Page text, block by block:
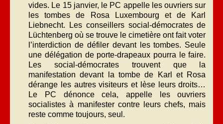
vides. Le 15 janvier, le PC appelle les ouvriers sur
les tombes de Rosa Luxembourg et de Karl
Liebnecht. Les conseillers social-démocrates de
Lüchtenberg où se trouve le cimetière ont fait voter
l’interdiction de défiler devant les tombes. Seule
une délégation de porte-drapeaux pourra le faire.
Les social-démocrates trouvent que la
manifestation devant la tombe de Karl et Rosa
dérange les autres visiteurs et lèse leurs droits…
Le PC dénonce cela, appelle les ouvriers
socialistes à manifester contre leurs chefs, mais
reste comme toujours, seul.